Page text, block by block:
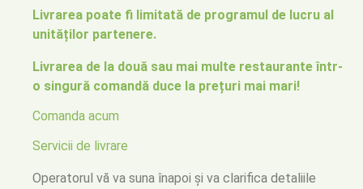
Livrarea poate fi limitată de programul de lucru al
unităților partenere.
Livrarea de la două sau mai multe restaurante într-
o singură comandă duce la prețuri mai mari!
Comanda acum
Servicii de livrare
Operatorul vă va suna înapoi și va clarifica detaliile